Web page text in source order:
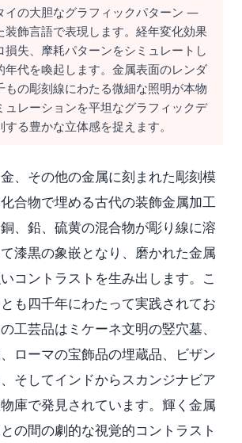
イの大胆なグラフィックパターン —
装飾言語で表現します。経年変化効果
損失、摩耗パターンをシミュレートし
年代を喚起します。金属表面のレンダ
もの彫刻線にわたる微細な照明が本物
ュレーションを平坦なグラフィックデ
る豊かな立体感を捉えます。
、その他の金属に刻まれた彫刻模
合物で埋める古代の装飾金属加工
、鉛、硫黄の混合物が彫り線に溶
漆黒の象嵌となり、磨かれた金属
コントラストを生み出します。こ
も四千年にわたって実践されてお
工芸品はミケーネ文明の竪穴墓、
ローマの宝飾品の埋蔵品、ビザン
そしてインドからスカンジナビア
庫で発見されています。輝く金属
の間の劇的な視覚的コントラスト